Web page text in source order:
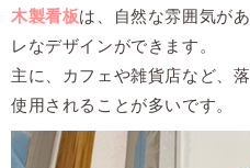
木製看板は、自然な雰囲気が
レなデザインができます。
主に、カフェや雑貨店など、
使用されることが多いです。